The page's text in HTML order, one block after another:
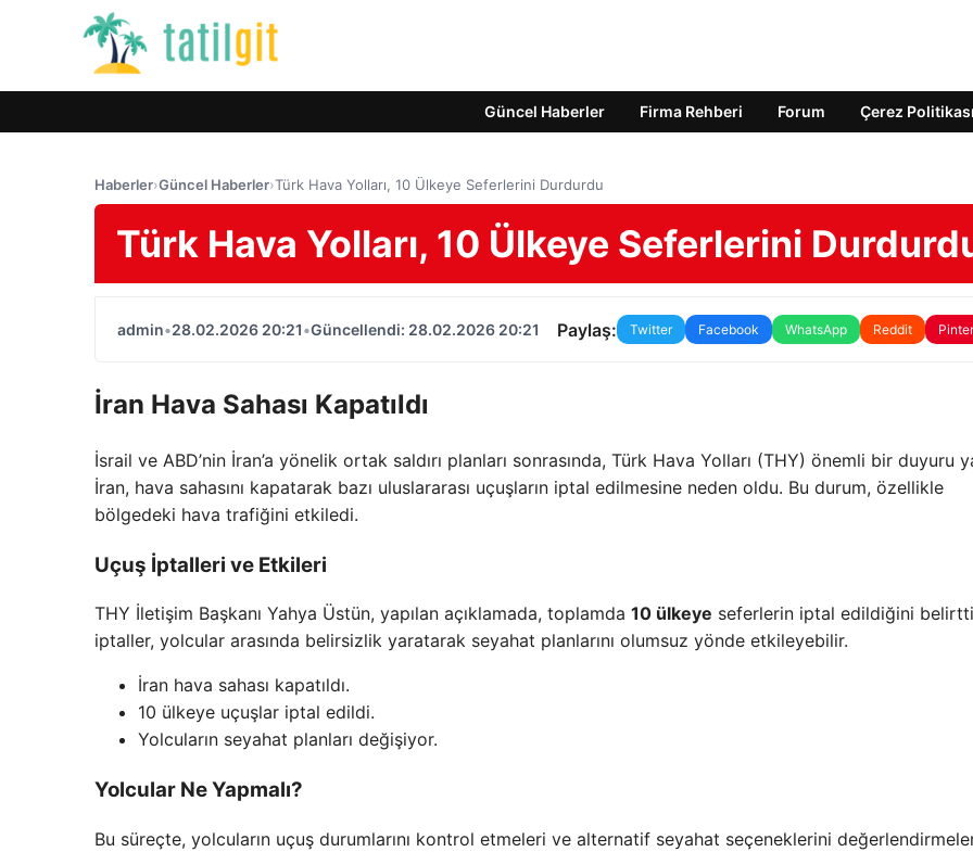
Güncel Haberler Firma Rehberi Forum Çerez Politikası
Haberler›Güncel Haberler›Türk Hava Yolları, 10 Ülkeye Seferlerini Durdurdu
Türk Hava Yolları, 10 Ülkeye Seferlerini
admin•28.02.2026 20:21•Güncellendi: 28.02.2026 20:21 Paylaş: Twitter Facebook WhatsApp Reddit
İran Hava Sahası Kapatıldı
İsrail ve ABD’nin İran’a yönelik ortak saldırı planları sonrasında, Türk Hava Yolları (THY) önemli bir duyuru
İran, hava sahasını kapatarak bazı uluslararası uçuşların iptal edilmesine neden oldu. Bu durum, özellikle
bölgedeki hava trafiğini etkiledi.
Uçuş İptalleri ve Etkileri
THY İletişim Başkanı Yahya Üstün, yapılan açıklamada, toplamda 10 ülkeye seferlerin iptal edildiğini
iptaller, yolcular arasında belirsizlik yaratarak seyahat planlarını olumsuz yönde etkileyebilir.
İran hava sahası kapatıldı.
10 ülkeye uçuşlar iptal edildi.
Yolcuların seyahat planları değişiyor.
Yolcular Ne Yapmalı?
Bu süreçte, yolcuların uçuş durumlarını kontrol etmeleri ve alternatif seyahat seçeneklerini